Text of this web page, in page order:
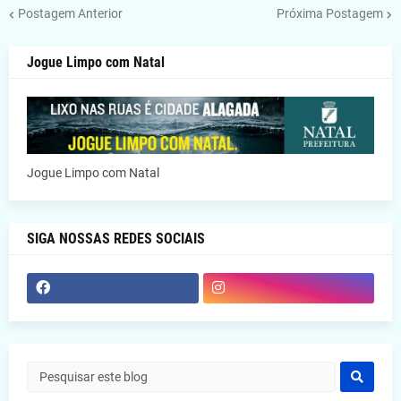
Postagem Anterior Próxima Postagem
Jogue Limpo com Natal
Jogue Limpo com Natal
SIGA NOSSAS REDES SOCIAIS